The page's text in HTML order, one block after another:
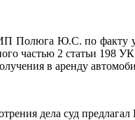
Полюга Ю.С. по факту
частью 2 статьи 198
в аренду
дела суд